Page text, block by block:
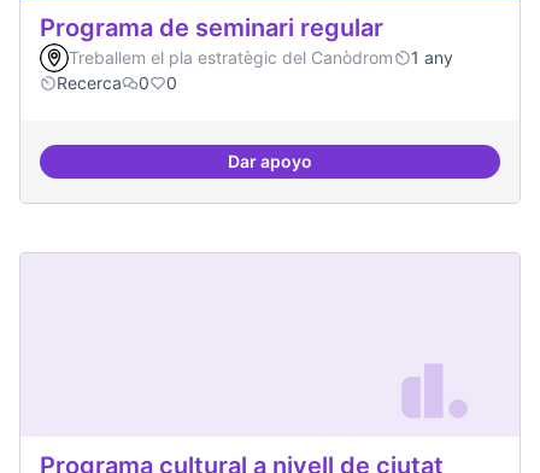
Programa de seminari regular
Treballem el pla estratègic del Canòdrom
1 any
Recerca
0 0
Dar apoyoPrograma de seminari regular
Programa cultural a nivell de ciutat